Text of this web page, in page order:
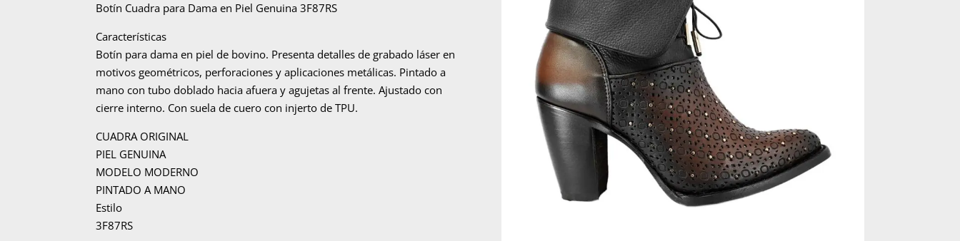
Botín Cuadra para Dama en Piel Genuina 3F87RS
Características
Botín para dama en piel de bovino. Presenta detalles de grabado láser en
motivos geométricos, perforaciones y aplicaciones metálicas. Pintado a
mano con tubo doblado hacia afuera y agujetas al frente. Ajustado con
cierre interno. Con suela de cuero con injerto de TPU.
CUADRA ORIGINAL
PIEL GENUINA
MODELO MODERNO
PINTADO A MANO
Estilo
3F87RS